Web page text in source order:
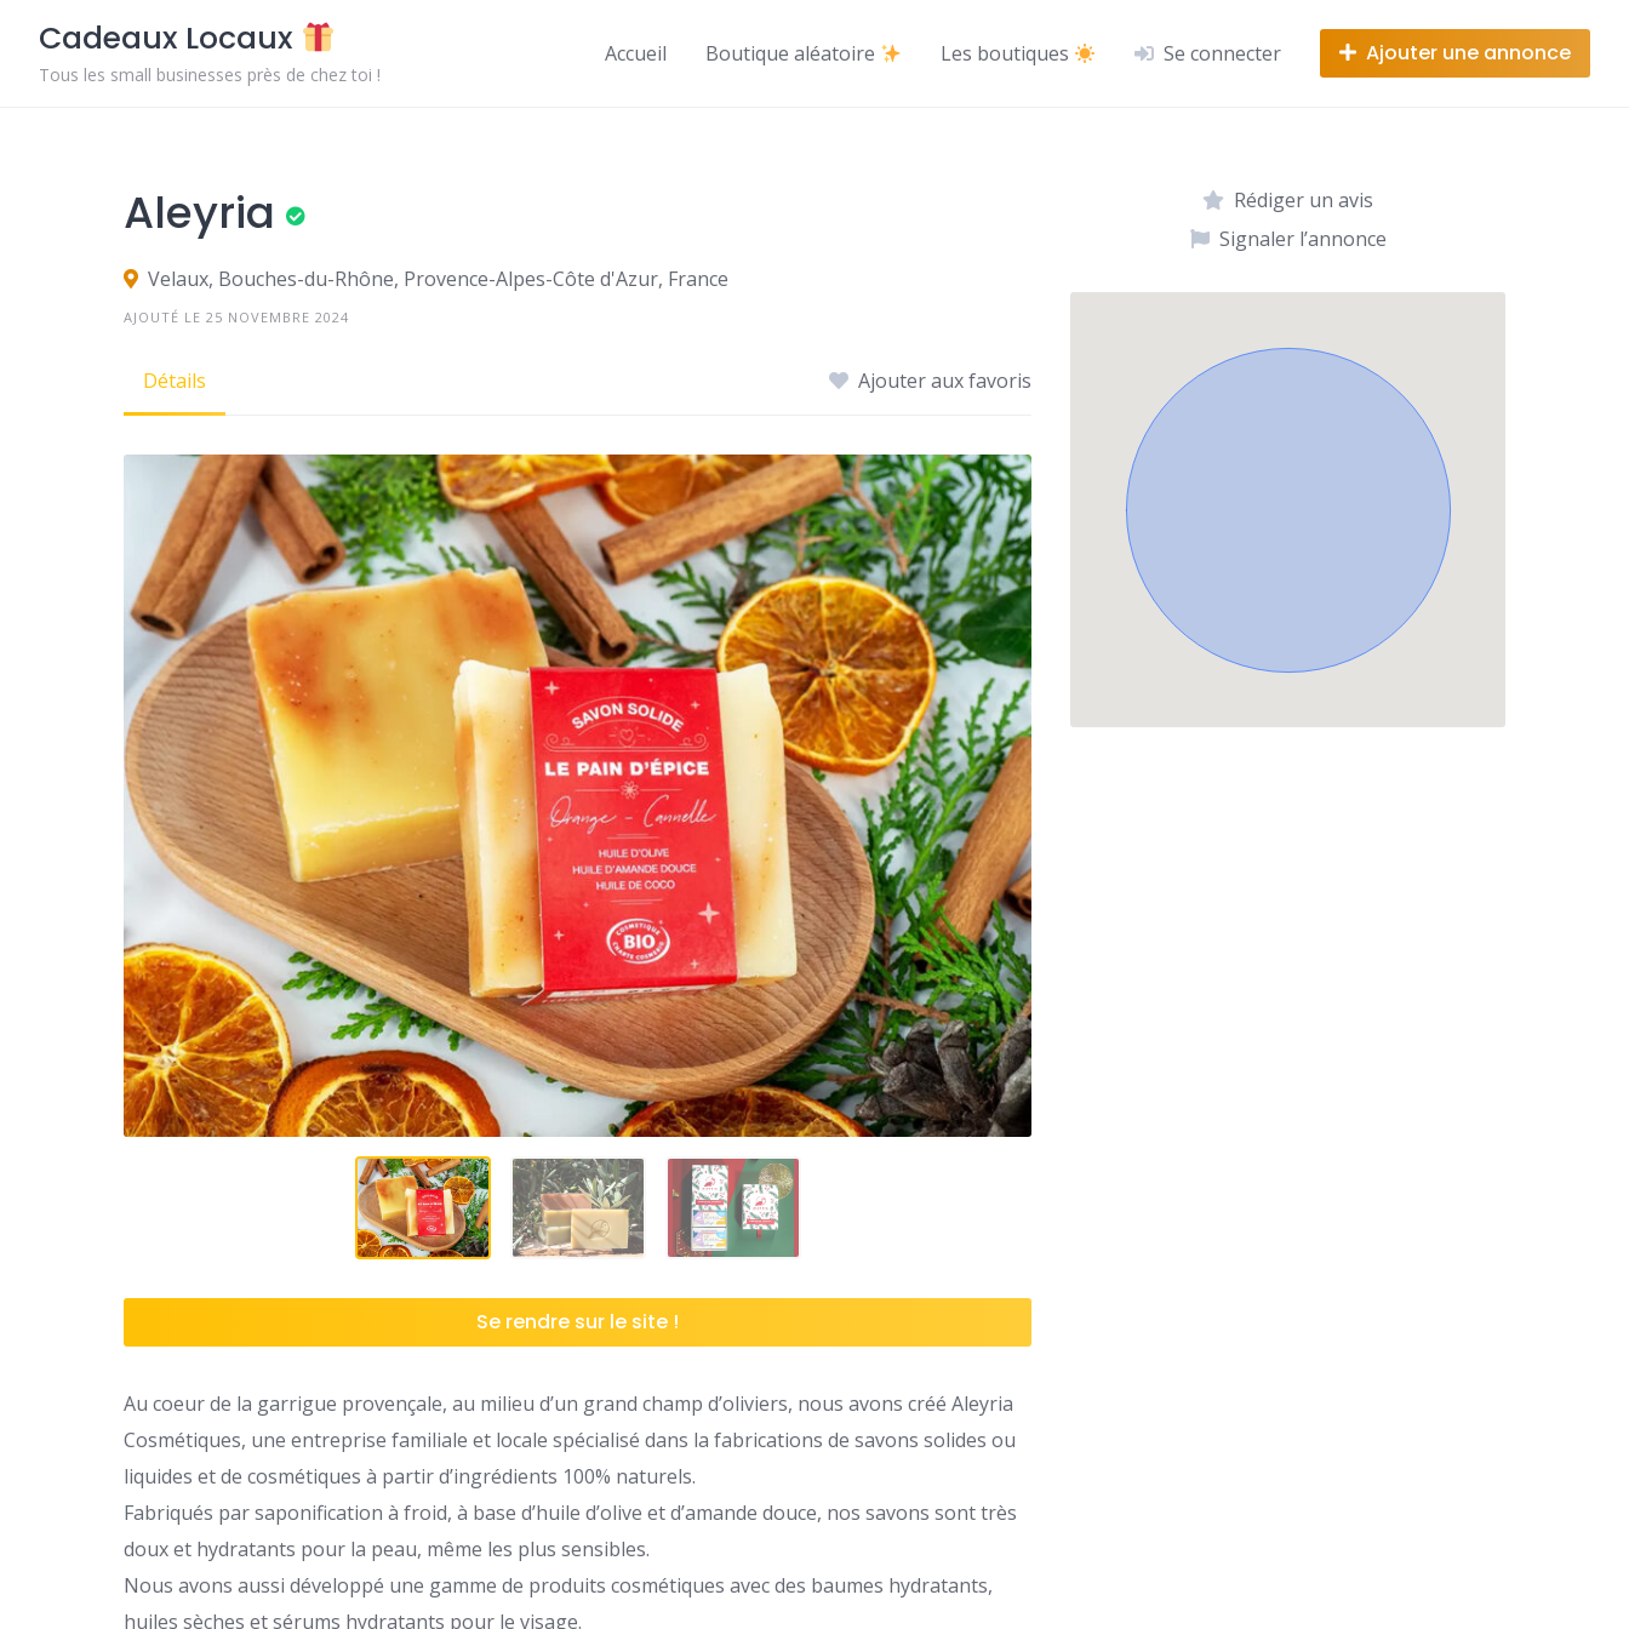
content
Cadeaux Locaux
Tous les small businesses près de chez toi !
Accueil Boutique aléatoire Les boutiques Se connecter Ajouter une annonce
Aleyria
Velaux, Bouches-du-Rhône, Provence-Alpes-Côte d'Azur, France
AJOUTÉ LE 25 NOVEMBRE 2024
Détails Ajouter aux favoris
Se rendre sur le site !
Au coeur de la garrigue provençale, au milieu d’un grand champ d’oliviers, nous avons créé Aleyria
Cosmétiques, une entreprise familiale et locale spécialisé dans la fabrications de savons solides ou
liquides et de cosmétiques à partir d’ingrédients 100% naturels.
Fabriqués par saponification à froid, à base d’huile d’olive et d’amande douce, nos savons sont très
doux et hydratants pour la peau, même les plus sensibles.
Nous avons aussi développé une gamme de produits cosmétiques avec des baumes hydratants,
huiles sèches et sérums hydratants pour le visage.
Rédiger un avis
Signaler l’annonce